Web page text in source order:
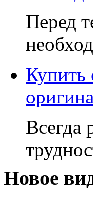
Перед
Купить
Всегда
Новое